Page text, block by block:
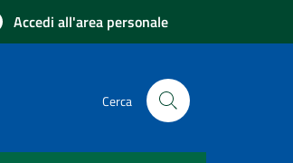
Accedi all'area personale
Cerca